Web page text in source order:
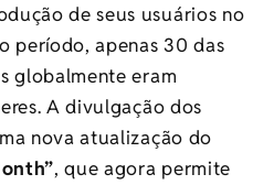
de seus usuários no
período, apenas 30 das
globalmente eram
A divulgação dos
nova atualização do
, que agora permite